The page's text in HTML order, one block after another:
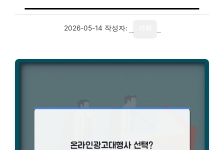
2026-05-14 작성자: